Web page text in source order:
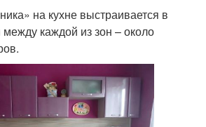
на кухне выстраивается в
каждой из зон – около